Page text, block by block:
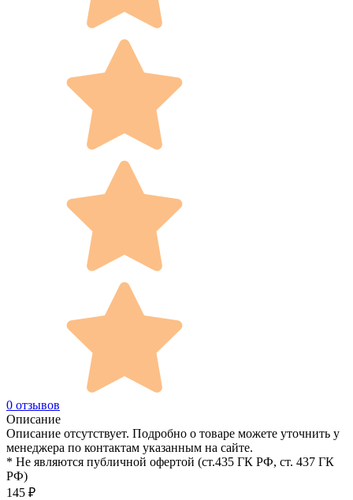
0 отзывов
Описание
Описание отсутствует. Подробно о товаре можете уточнить у
менеджера по контактам указанным на сайте.
* Не являются публичной офертой (ст.435 ГК РФ, cт. 437 ГК
РФ)
145 ₽